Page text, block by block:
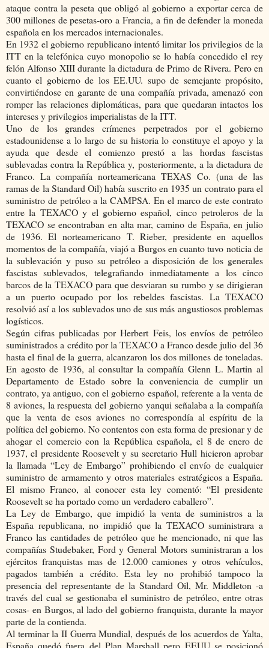
ataque contra la peseta que obligó al gobierno a exportar cerca de
300 millones de pesetas-oro a Francia, a fin de defender la moneda
española en los mercados internacionales.
En 1932 el gobierno republicano intentó limitar los privilegios de la
ITT en la telefónica cuyo monopolio se lo había concedido el rey
felón Alfonso XIII durante la dictadura de Primo de Rivera. Pero en
cuanto el gobierno de los EE.UU. supo de semejante propósito,
convirtiéndose en garante de una compañía privada, amenazó con
romper las relaciones diplomáticas, para que quedaran intactos los
intereses y privilegios imperialistas de la ITT.
Uno de los grandes crímenes perpetrados por el gobierno
estadounidense a lo largo de su historia lo constituye el apoyo y la
ayuda que desde el comienzo prestó a las hordas fascistas
sublevadas contra la República y, posteriormente, a la dictadura de
Franco. La compañía norteamericana TEXAS Co. (una de las
ramas de la Standard Oil) había suscrito en 1935 un contrato para el
suministro de petróleo a la CAMPSA. En el marco de este contrato
entre la TEXACO y el gobierno español, cinco petroleros de la
TEXACO se encontraban en alta mar, camino de España, en julio
de 1936. El norteamericano T. Rieber, presidente en aquellos
momentos de la compañía, viajó a Burgos en cuanto tuvo noticia de
la sublevación y puso su petróleo a disposición de los generales
fascistas sublevados, telegrafiando inmediatamente a los cinco
barcos de la TEXACO para que desviaran su rumbo y se dirigieran
a un puerto ocupado por los rebeldes fascistas. La TEXACO
resolvió así a los sublevados uno de sus más angustiosos problemas
logísticos.
Según cifras publicadas por Herbert Feis, los envíos de petróleo
suministrados a crédito por la TEXACO a Franco desde julio del 36
hasta el final de la guerra, alcanzaron los dos millones de toneladas.
En agosto de 1936, al consultar la compañía Glenn L. Martin al
Departamento de Estado sobre la conveniencia de cumplir un
contrato, ya antiguo, con el gobierno español, referente a la venta de
8 aviones, la respuesta del gobierno yanqui señalaba a la compañía
que la venta de esos aviones no correspondía al espíritu de la
política del gobierno. No contentos con esta forma de presionar y de
ahogar el comercio con la República española, el 8 de enero de
1937, el presidente Roosevelt y su secretario Hull hicieron aprobar
la llamada “Ley de Embargo” prohibiendo el envío de cualquier
suministro de armamento y otros materiales estratégicos a España.
El mismo Franco, al conocer esta ley comentó: “El presidente
Roosevelt se ha portado como un verdadero caballero”.
La Ley de Embargo, que impidió la venta de suministros a la
España republicana, no impidió que la TEXACO suministrara a
Franco las cantidades de petróleo que he mencionado, ni que las
compañías Studebaker, Ford y General Motors suministraran a los
ejércitos franquistas mas de 12.000 camiones y otros vehículos,
pagados también a crédito. Esta ley no prohibió tampoco la
presencia del representante de la Standard Oil, Mr. Middleton -a
través del cual se gestionaba el suministro de petróleo, entre otras
cosas- en Burgos, al lado del gobierno franquista, durante la mayor
parte de la contienda.
Al terminar la II Guerra Mundial, después de los acuerdos de Yalta,
España quedó fuera del Plan Marshall pero EEUU se posicionó